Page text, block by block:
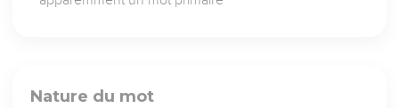
Nature du mot